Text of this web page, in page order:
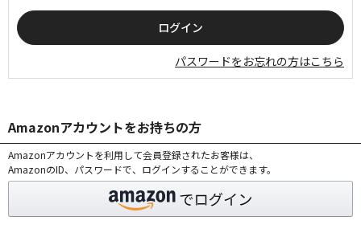
パスワードをお忘れの方はこちら
Amazonアカウントをお持ちの方
Amazonアカウントを利用して会員登録されたお客様は、
AmazonのID、パスワードで、ログインすることができます。